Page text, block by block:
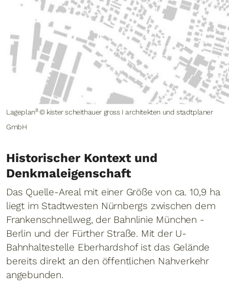
Lageplan8 © kister scheithauer gross I architekten und stadtplaner
GmbH
Historischer Kontext und
Denkmaleigenschaft
Das Quelle-Areal mit einer Größe von ca. 10,9 ha
liegt im Stadtwesten Nürnbergs zwischen dem
Frankenschnellweg, der Bahnlinie München -
Berlin und der Fürther Straße. Mit der U-
Bahnhaltestelle Eberhardshof ist das Gelände
bereits direkt an den öffentlichen Nahverkehr
angebunden.